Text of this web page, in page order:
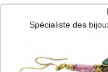
Spécialiste des